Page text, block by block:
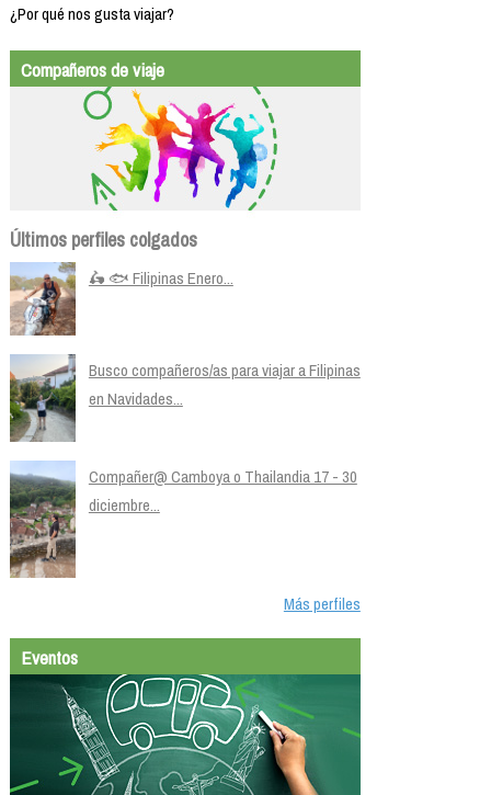
¿Por qué nos gusta viajar?
Compañeros de viaje
Últimos perfiles colgados
🛵 🐟 Filipinas Enero...
Busco compañeros/as para viajar a Filipinas
en Navidades...
Compañer@ Camboya o Thailandia 17 - 30
diciembre...
Más perfiles
Eventos